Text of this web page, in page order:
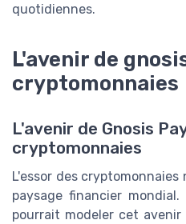
quotidiennes.
L'avenir de
cryptomonnaies
L'avenir de Gnosis
cryptomonnaies
L'essor des
paysage financier
pourrait modeler cet avenir